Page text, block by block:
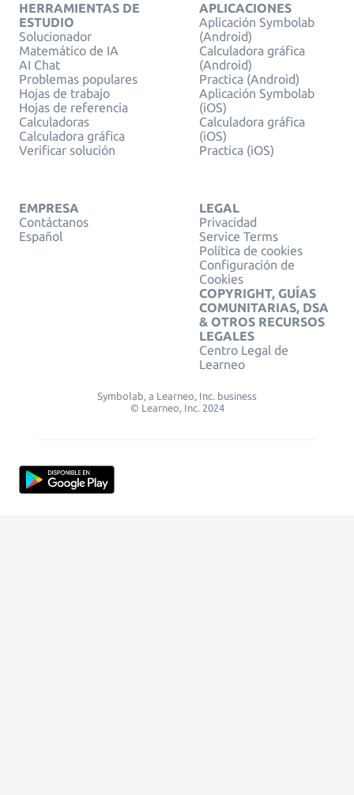
HERRAMIENTAS DE
ESTUDIO
Solucionador
Matemático de IA
AI Chat
Problemas populares
Hojas de trabajo
Hojas de referencia
Calculadoras
Calculadora gráfica
Verificar solución
APLICACIONES
Aplicación Symbolab
(Android)
Calculadora gráfica
(Android)
Practica (Android)
Aplicación Symbolab
(iOS)
Calculadora gráfica
(iOS)
Practica (iOS)
EMPRESA
Contáctanos
Español
LEGAL
Privacidad
Service Terms
Política de cookies
Configuración de
Cookies
COPYRIGHT, GUÍAS
COMUNITARIAS, DSA
& OTROS RECURSOS
LEGALES
Centro Legal de
Learneo
Symbolab, a Learneo, Inc. business
© Learneo, Inc. 2024